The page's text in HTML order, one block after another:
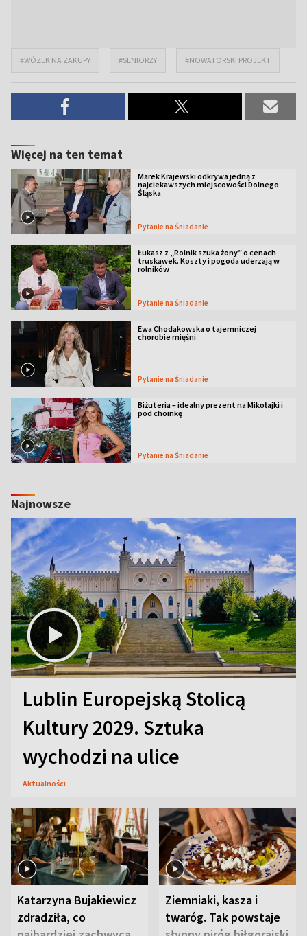
#WÓZEK NA ZAKUPY #SENIORZY #NOWATORSKI PROJEKT
Więcej na ten temat
Marek Krajewski odkrywa jedną z
najciekawszych miejscowości Dolnego
Śląska
Pytanie na Śniadanie
Łukasz z „Rolnik szuka żony” o cenach
truskawek. Koszty i pogoda uderzają w
rolników
Pytanie na Śniadanie
Ewa Chodakowska o tajemniczej
chorobie mięśni
Pytanie na Śniadanie
Biżuteria – idealny prezent na Mikołajki i
pod choinkę
Pytanie na Śniadanie
Najnowsze
Lublin Europejską Stolicą
Kultury 2029. Sztuka
wychodzi na ulice
Aktualności
Katarzyna Bujakiewicz
zdradziła, co
Ziemniaki, kasza i
twaróg. Tak powstaje